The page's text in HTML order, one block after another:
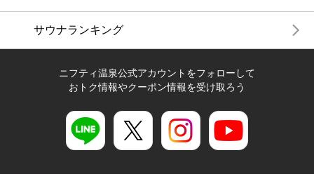
サウナランキング
ニフティ温泉公式アカウントをフォローして
おトク情報やクーポン情報を受け取ろう